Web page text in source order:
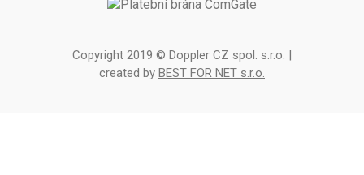
Copyright 2019 © Doppler CZ spol. s.r.o. |
created by BEST FOR NET s.r.o.